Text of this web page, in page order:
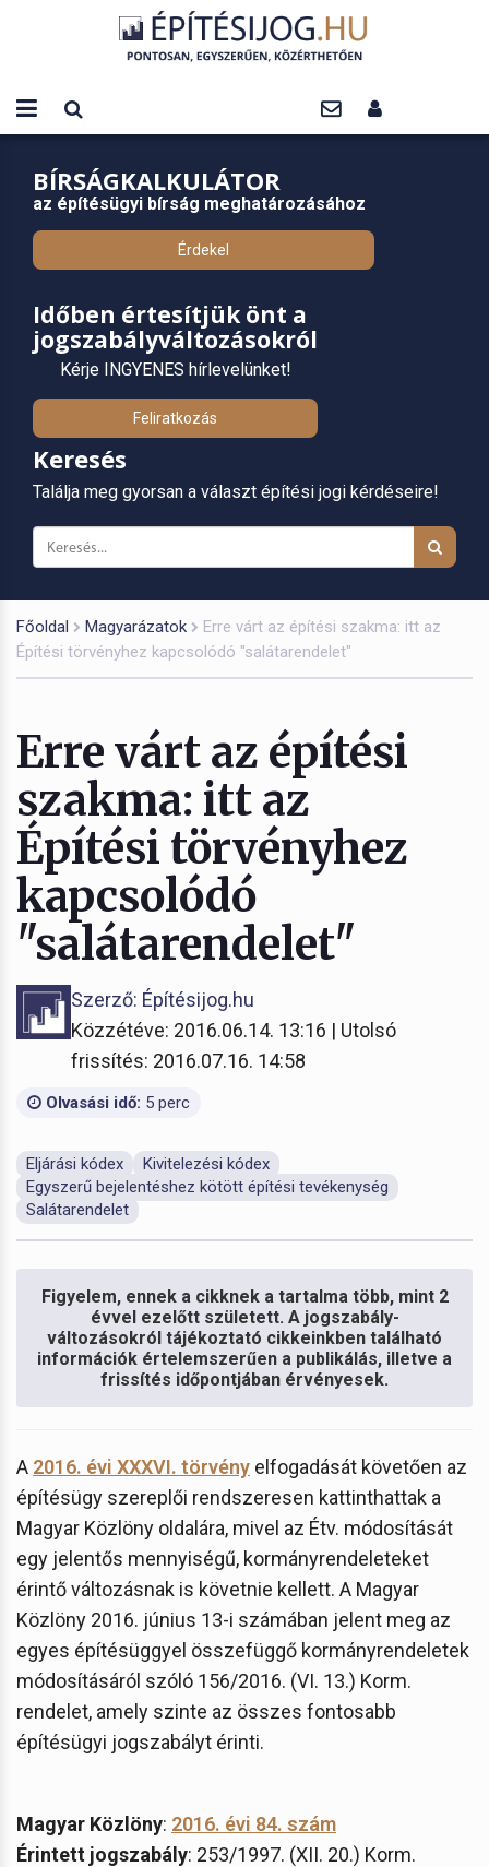
BÍRSÁGKALKULÁTOR
az építésügyi bírság meghatározásához
Érdekel
Időben értesítjük önt a
jogszabályváltozásokról
Kérje INGYENES hírlevelünket!
Feliratkozás
Keresés
Találja meg gyorsan a választ építési jogi kérdéseire!
Főoldal Magyarázatok
Erre várt az építési szakma: itt az
Építési törvényhez kapcsolódó "salátarendelet"
Erre várt az építési
szakma: itt az
Építési törvényhez
kapcsolódó
"salátarendelet"
Szerző: Építésijog.hu
Közzétéve: 2016.06.14. 13:16 | Utolsó
frissítés: 2016.07.16. 14:58
Olvasási idő: 5 perc
Eljárási kódex
Kivitelezési kódex
Egyszerű bejelentéshez kötött építési tevékenység
Salátarendelet
Figyelem, ennek a cikknek a tartalma több, mint 2
évvel ezelőtt született. A jogszabály-
változásokról tájékoztató cikkeinkben található
információk értelemszerűen a publikálás, illetve a
frissítés időpontjában érvényesek.
A 2016. évi XXXVI. törvény elfogadását követően az
építésügy szereplői rendszeresen kattinthattak a
Magyar Közlöny oldalára, mivel az Étv. módosítását
egy jelentős mennyiségű, kormányrendeleteket
érintő változásnak is követnie kellett. A Magyar
Közlöny 2016. június 13-i számában jelent meg az
egyes építésüggyel összefüggő kormányrendeletek
módosításáról szóló 156/2016. (VI. 13.) Korm.
rendelet, amely szinte az összes fontosabb
építésügyi jogszabályt érinti.
Magyar Közlöny: 2016. évi 84. szám
Érintett jogszabály: 253/1997. (XII. 20.) Korm.